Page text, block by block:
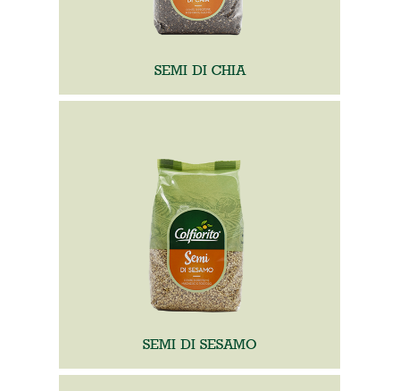
SEMI DI CHIA
SEMI DI SESAMO